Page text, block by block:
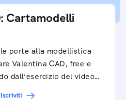
Cartamodelli
porte alla modellistica
Valentina CAD, free e
dall’esercizio del video…
Iscriviti